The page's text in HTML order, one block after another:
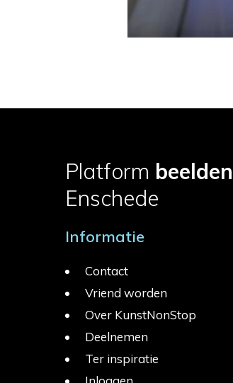
Platform
Enschede
Informatie
Contact
Vriend worden
Over KunstNonStop
Deelnemen
Ter inspiratie